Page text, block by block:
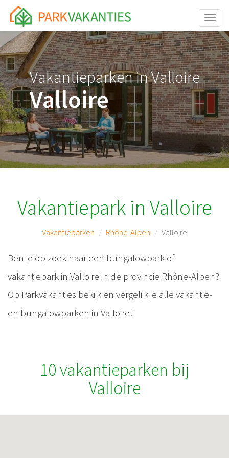
<body id="page-top">
Vakantieparken in Valloire
Valloire
Vakantiepark in Valloire
Vakantieparken Rhône-Alpen Valloire
Ben je op zoek naar een bungalowpark of
vakantiepark in Valloire in de provincie Rhône-Alpen?
Op Parkvakanties bekijk en vergelijk je alle vakantie-
en bungalowparken in Valloire!
10 vakantieparken bij
Valloire